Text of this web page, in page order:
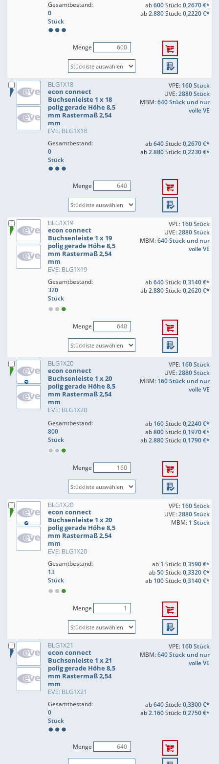
Gesamtbestand:
0
Stück
ab600Stück:0,2670 €*
ab2.880Stück:0,2220 €*
Menge
BLG1X18
econ connect
Buchsenleiste 1 x 18
polig gerade Höhe 8,5
mm Rastermaß 2,54
mm
EVE: BLG1X18
VPE: 160 Stück
UVE:2880 Stück
MBM:640 Stück und nur
volle VE
Gesamtbestand:
0
Stück
ab640Stück:0,2670 €*
ab2.880Stück:0,2230 €*
Menge
BLG1X19
econ connect
Buchsenleiste 1 x 19
polig gerade Höhe 8,5
mm Rastermaß 2,54
mm
EVE: BLG1X19
VPE: 160 Stück
UVE:2880 Stück
MBM:640 Stück und nur
volle VE
Gesamtbestand:
320
Stück
ab640Stück:0,3140 €*
ab2.880Stück:0,2620 €*
Menge
BLG1X20
econ connect
Buchsenleiste 1 x 20
polig gerade Höhe 8,5
mm Rastermaß 2,54
mm
EVE: BLG1X20
VPE: 160 Stück
UVE:2880 Stück
MBM: 160 Stück und nur
volle VE
Gesamtbestand:
800
Stück
ab 160Stück:0,2240 €*
ab800Stück:0,1970 €*
ab2.880Stück:0,1790 €*
Menge
BLG1X20
econ connect
Buchsenleiste 1 x 20
polig gerade Höhe 8,5
mm Rastermaß 2,54
mm
EVE: BLG1X20
VPE: 160 Stück
UVE:2880 Stück
MBM: 1 Stück
Gesamtbestand:
13
Stück
ab 1 Stück:0,3590 €*
ab50Stück:0,3320 €*
ab 100Stück:0,3140 €*
Menge
BLG1X21
econ connect
Buchsenleiste 1 x 21
polig gerade Höhe 8,5
mm Rastermaß 2,54
mm
EVE: BLG1X21
VPE: 160 Stück
MBM:640 Stück und nur
volle VE
Gesamtbestand:
0
Stück
ab640Stück:0,3300 €*
ab2.160Stück:0,2750 €*
Menge